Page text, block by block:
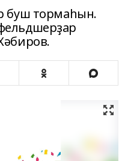
буш тормаһын.